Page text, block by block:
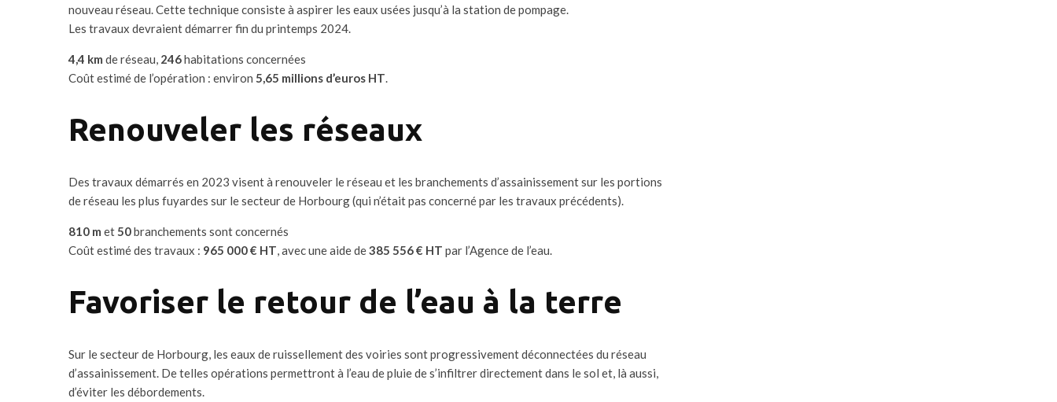
nouveau réseau. Cette technique consiste à aspirer les eaux usées jusqu’à la station de pompage.
Les travaux devraient démarrer fin du printemps 2024.
4,4 km de réseau, 246habitations concernées
Coût estimé de l’opération : environ 5,65 millions d’euros HT.
Renouveler les réseaux
Des travaux démarrés en 2023 visent à renouveler le réseau et les branchements d’assainissement sur les portions
de réseau les plus fuyardes sur le secteur de Horbourg (qui n’était pas concerné par les travaux précédents).
810 m et50branchements sont concernés
Coût estimé des travaux : 965 000 € HT, avec une aide de385 556 € HT par l’Agence de l’eau.
Favoriser le retour de l’eau à la terre
Sur le secteur de Horbourg, les eaux de ruissellement des voiries sont progressivement déconnectées du réseau
d’assainissement. De telles opérations permettront à l’eau de pluie de s’infiltrer directement dans le sol et, là aussi,
d’éviter les débordements.